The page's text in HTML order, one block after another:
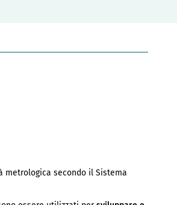
secondo il Sistema